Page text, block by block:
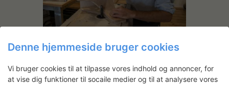
Anker Bak: Kontorstol
Denne hjemmeside bruger cookies
Vi bruger cookies til at tilpasse vores indhold og annoncer, for
at vise dig funktioner til socaile medier og til at analysere vores